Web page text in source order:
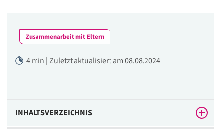
Zusammenarbeit mit Eltern
4 min | Zuletzt aktualisiert am 08.08.2024
INHALTSVERZEICHNIS